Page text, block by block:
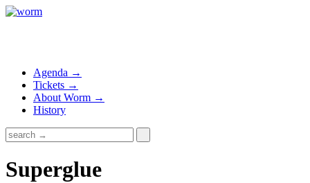
Agenda →
Tickets →
About Worm →
History
Superglue